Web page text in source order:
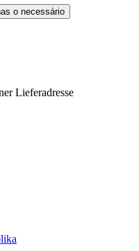
o necessário
Lieferadresse